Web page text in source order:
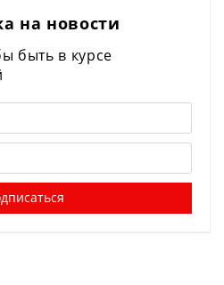
на новости
быть в курсе